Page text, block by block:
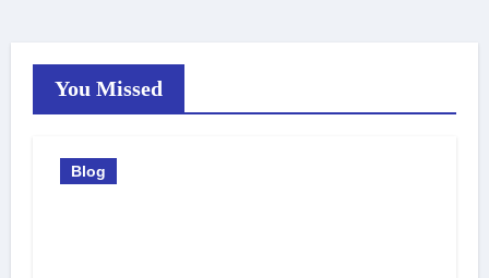
You Missed
Blog